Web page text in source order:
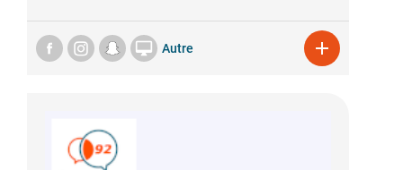
 Autre 